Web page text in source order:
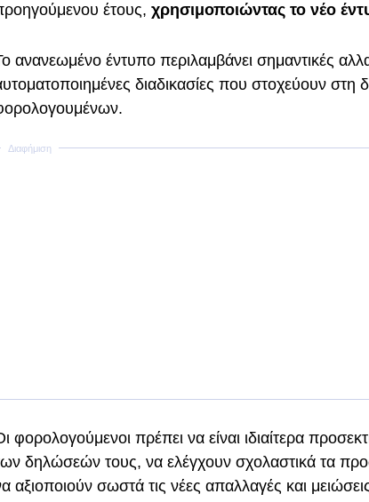
έτους, χρησιμοποιώντας το νέο
ανανεωμένο έντυπο περιλαμβάνει σημαντικές
διαδικασίες που στοχεύουν στη
φορολογούμενοι πρέπει να είναι ιδιαίτερα
δηλώσεών τους, να ελέγχουν σχολαστικά τα
αξιοποιούν σωστά τις νέες απαλλαγές και